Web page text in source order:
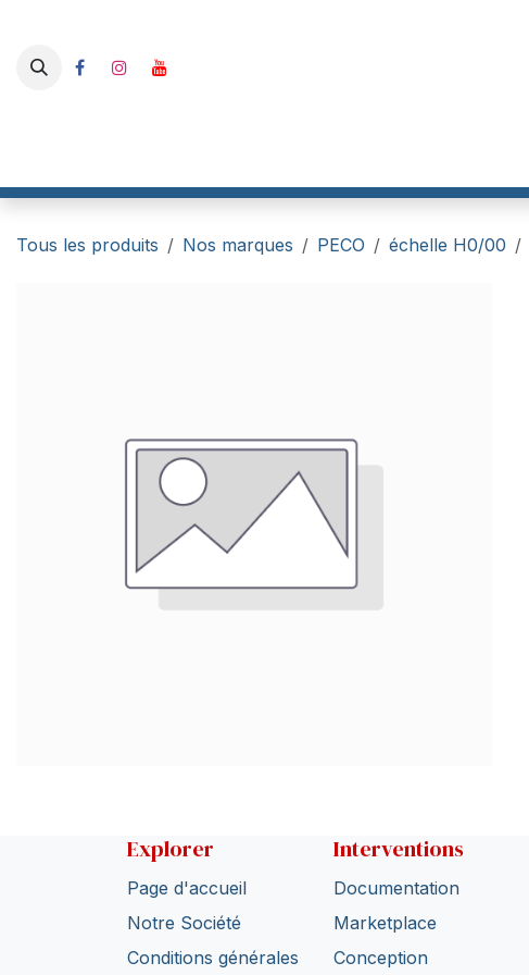
Tous les produits Nos marques PECO échelle H0/00
Explorer
Page d'accueil
Notre Société
Conditions générales
Interventions
Documentation
Marketplace
Conception